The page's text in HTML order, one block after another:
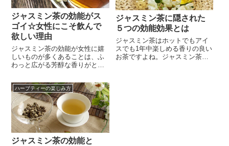
ジャスミン茶の効能がス
ゴイ☆女性にこそ飲んで
欲しい理由
ジャスミン茶の効能が女性に嬉
しいものが多くあることは、ふ
わっと広がる芳醇な香りがとて
り知られていませんよね。中国
茶の効能としては、黒烏龍茶な
ど「脂肪の吸収を抑える」効能
が知られていますが、そんな中
国茶のなかでも特に人気があ
り、代名詞にもなっているのが
ジャスミン茶です。また、中国
でも古くから薬...
ジャスミン茶に隠された
５つの効能効果とは
ジャスミン茶はホットでもアイ
スでも1年中楽しめる香りの良い
お茶ですよね。ジャスミン茶の
ハーブティーの楽しみ方
ジャスミン茶の効能と